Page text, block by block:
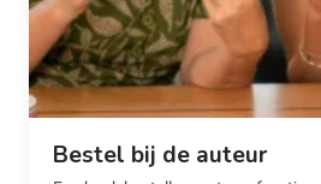
Bestel bij de auteur